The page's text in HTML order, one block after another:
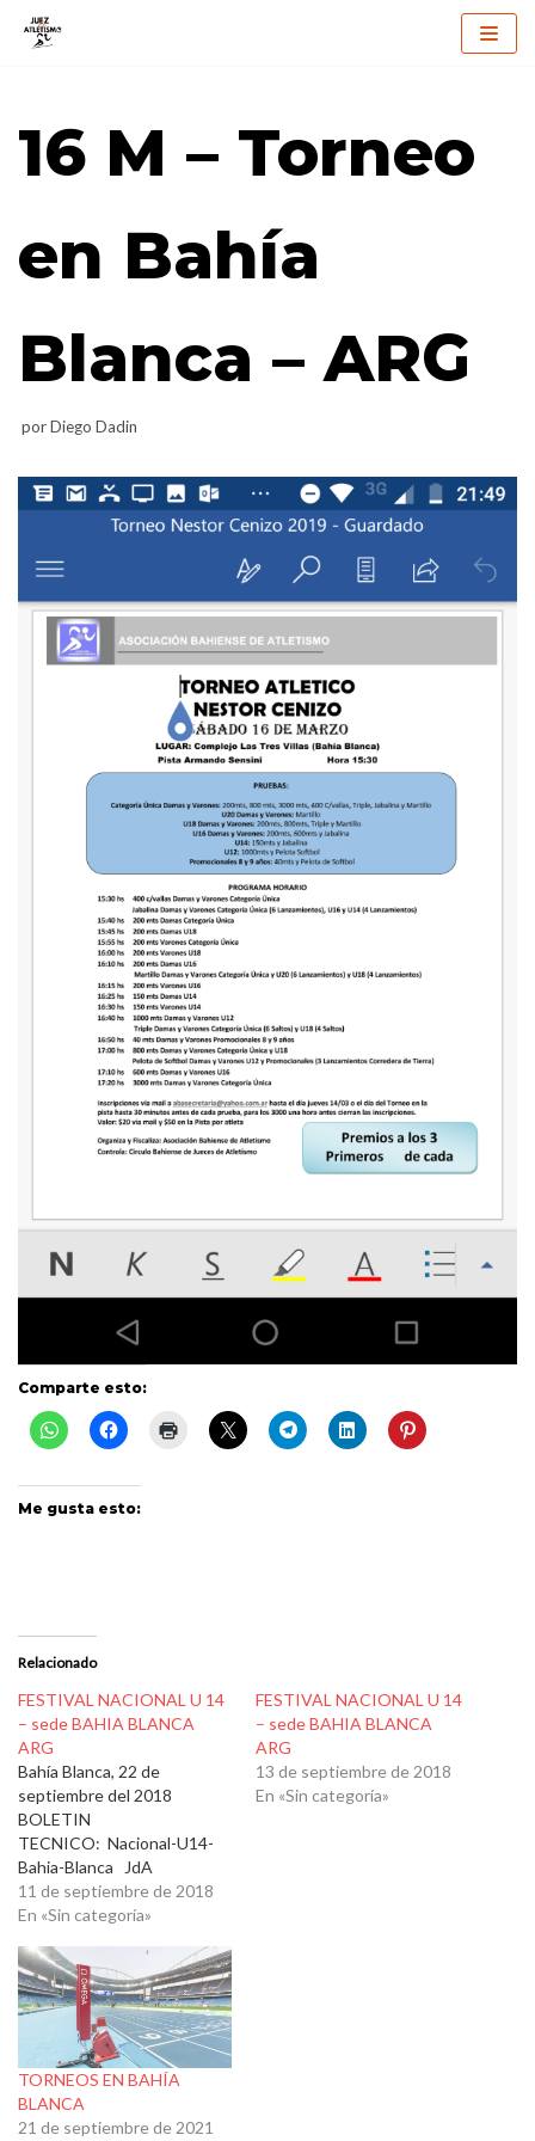
contenido
16 M – Torneo
en Bahía
Blanca – ARG
porDiego Dadin
Comparte esto:
Me gusta esto:
Relacionado
FESTIVAL NACIONAL U 14
– sede BAHIA BLANCA
ARG
Bahía Blanca, 22 de
septiembre del 2018
BOLETIN
TECNICO: Nacional-U14-
Bahia-Blanca JdA
11 de septiembre de 2018
En «Sin categoría»
FESTIVAL NACIONAL U 14
– sede BAHIA BLANCA
ARG
13 de septiembre de 2018
En «Sin categoría»
TORNEOS EN BAHÍA
BLANCA
21 de septiembre de 2021